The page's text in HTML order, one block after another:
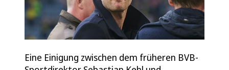
Eine Einigung zwischen dem früheren BVB-